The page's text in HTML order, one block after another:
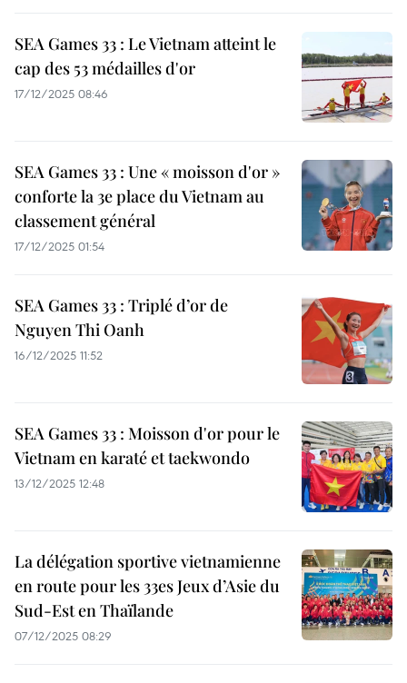
SEA Games 33 : Le Vietnam atteint le
cap des 53 médailles d'or
17/12/2025 08:46
SEA Games 33 : Une « moisson d'or »
conforte la 3e place du Vietnam au
classement général
17/12/2025 01:54
SEA Games 33 : Triplé d’or de
Nguyen Thi Oanh
16/12/2025 11:52
SEA Games 33 : Moisson d'or pour le
Vietnam en karaté et taekwondo
13/12/2025 12:48
La délégation sportive vietnamienne
en route pour les 33es Jeux d’Asie du
Sud-Est en Thaïlande
07/12/2025 08:29